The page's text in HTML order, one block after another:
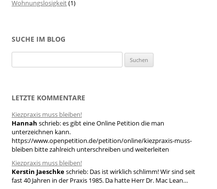
Wohnungslosigkeit(1)
SUCHE IM BLOG
u
n
n
a
c
h
:
LETZTE KOMMENTARE
Kiezpraxis muss bleiben!
Hannah schrieb:es gibt eine Online Petition die man
unterzeichnen kann.
https://www.openpetition.de/petition/online/kiezpraxis-muss-
bleiben bitte zahlreich unterschreiben und weiterleiten
Kiezpraxis muss bleiben!
Kerstin Jaeschkeschrieb: Das ist wirklich schlimm! Wir sind seit
fast 40 Jahren in der Praxis 1985. Da hatte Herr Dr. Mac Lean…